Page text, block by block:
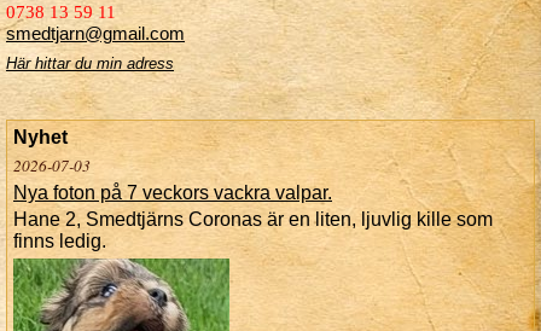
0738 13 59 11
smedtjarn@gmail.com
Här hittar du min adress
Nyhet
2026-07-03
Nya foton på 7 veckors vackra valpar.
Hane 2, Smedtjärns Coronas är en liten, ljuvlig kille som
finns ledig.